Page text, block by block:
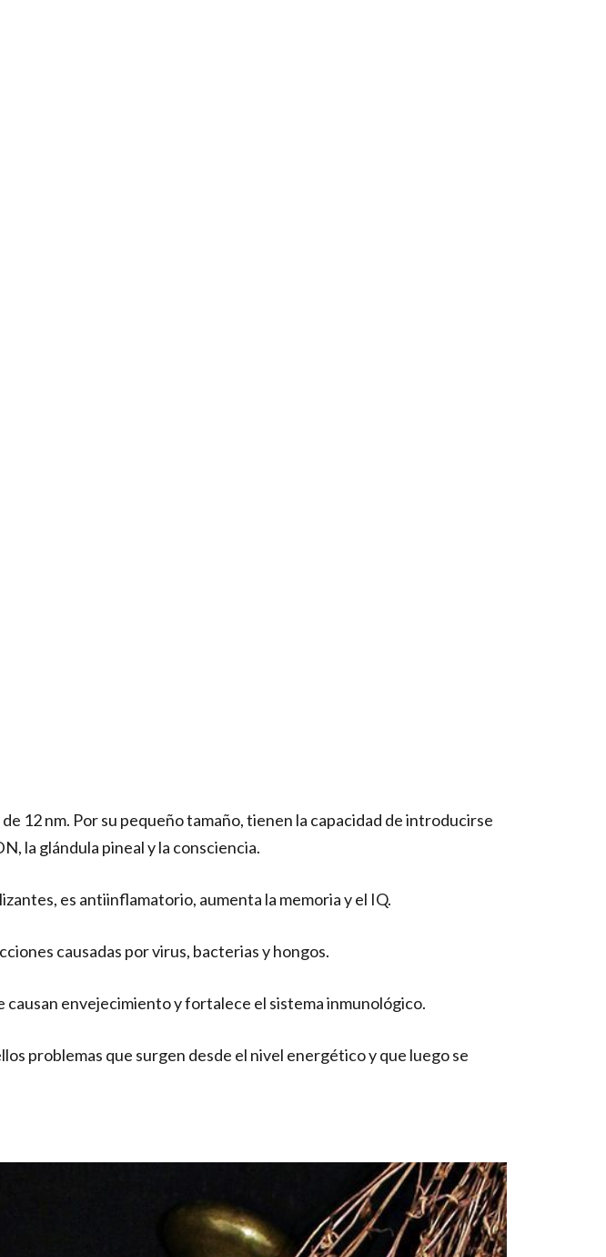
12 nm. Por su pequeño tamaño, tienen la capacidad de introducirse
la glándula pineal y la consciencia.
es antiinflamatorio, aumenta la memoria y el IQ.
causadas por virus, bacterias y hongos.
envejecimiento y fortalece el sistema inmunológico.
problemas que surgen desde el nivel energético y que luego se